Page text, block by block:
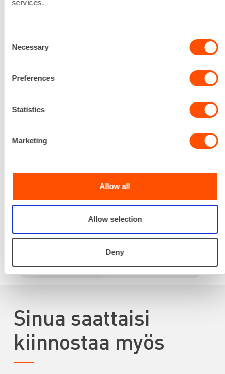
services.
Selection
Necessary
Preferences
Statistics
Marketing
Allow all
Allow selection
Deny
Seuraavat pv ? 4,97 €/ pv
74,42 €
Sinua saattaisi
kiinnostaa myös